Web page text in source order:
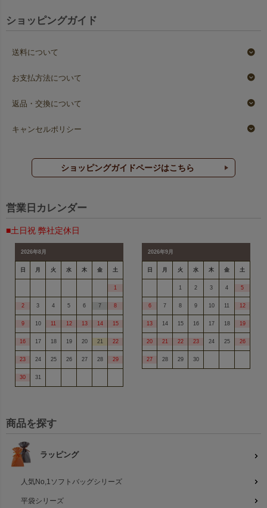
ショッピングガイド
送料について
お支払方法について
返品・交換について
キャンセルポリシー
ショッピングガイドページはこちら
営業日カレンダー
■土日祝 弊社定休日
2026年8月
日 月 火 水 木 金 土
1
2 3 4 5 6 7 8
9 10 11 12 13 14 15
16 17 18 19 20 21 22
23 24 25 26 27 28 29
30 31
2026年9月
日 月 火 水 木 金 土
1 2 3 4 5
6 7 8 9 10 11 12
13 14 15 16 17 18 19
20 21 22 23 24 25 26
27 28 29 30
商品を探す
ラッピング
人気No,1ソフトバッグシリーズ
平袋シリーズ